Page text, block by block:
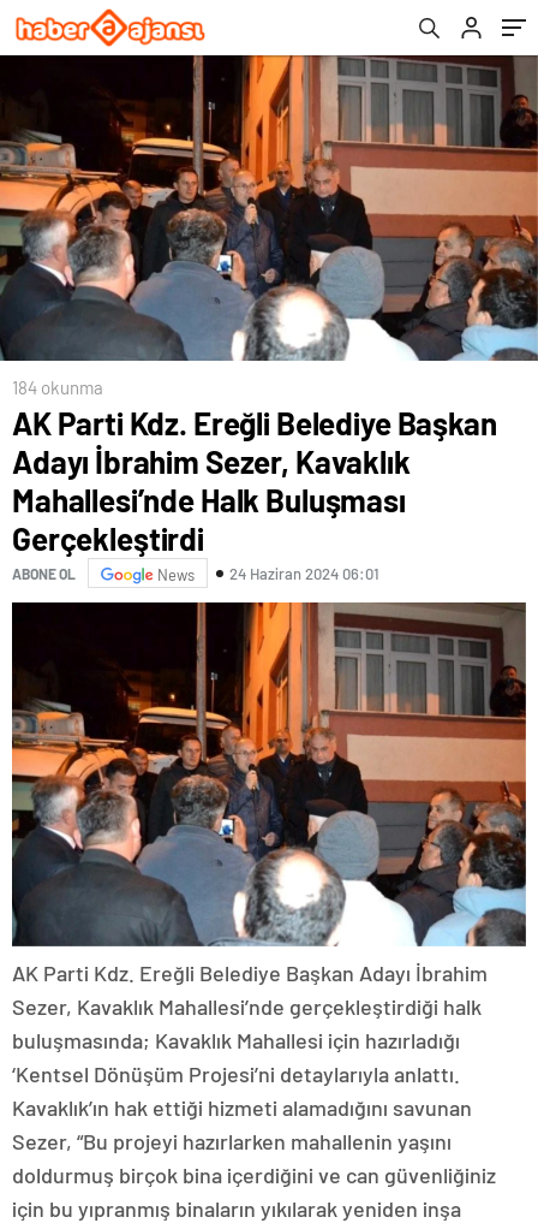
Buluşması Gerçekleştirdi
184 okunma
AK Parti Kdz. Ereğli Belediye Başkan
Adayı İbrahim Sezer, Kavaklık
Mahallesi’nde Halk Buluşması
Gerçekleştirdi
ABONE OL News 24 Haziran 2024 06:01
AK Parti Kdz. Ereğli Belediye Başkan Adayı İbrahim
Sezer, Kavaklık Mahallesi’nde gerçekleştirdiği halk
buluşmasında; Kavaklık Mahallesi için hazırladığı
‘Kentsel Dönüşüm Projesi’ni detaylarıyla anlattı.
Kavaklık’ın hak ettiği hizmeti alamadığını savunan
Sezer, “Bu projeyi hazırlarken mahallenin yaşını
doldurmuş birçok bina içerdiğini ve can güvenliğiniz
için bu yıpranmış binaların yıkılarak yeniden inşa